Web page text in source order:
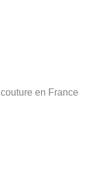
en France